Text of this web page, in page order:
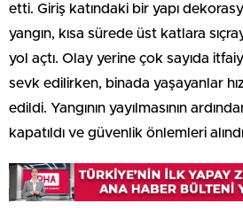
etti. Giriş katındaki bir yapı
yangın, kısa sürede üst katlara
yol açtı. Olay yerine çok sayıda
sevk edilirken, binada yaşayanlar
edildi. Yangının yayılmasının
kapatıldı ve güvenlik önlemleri